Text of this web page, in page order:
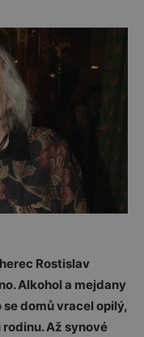
Rostislav
Alkohol a mejdany
domů vracel opilý,
Až synové